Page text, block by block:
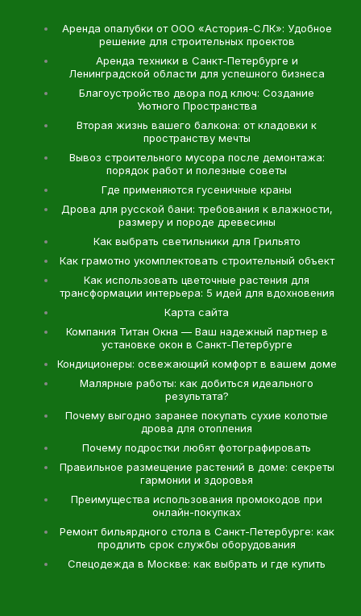
Аренда опалубки от ООО «Астория-СЛК»: Удобное
решение для строительных проектов
Аренда техники в Санкт-Петербурге и
Ленинградской области для успешного бизнеса
Благоустройство двора под ключ: Создание
Уютного Пространства
Вторая жизнь вашего балкона: от кладовки к
пространству мечты
Вывоз строительного мусора после демонтажа:
порядок работ и полезные советы
Где применяются гусеничные краны
Дрова для русской бани: требования к влажности,
размеру и породе древесины
Как выбрать светильники для Грильято
Как грамотно укомплектовать строительный объект
Как использовать цветочные растения для
трансформации интерьера: 5 идей для вдохновения
Карта сайта
Компания Титан Окна — Ваш надежный партнер в
установке окон в Санкт-Петербурге
Кондиционеры: освежающий комфорт в вашем доме
Малярные работы: как добиться идеального
результата?
Почему выгодно заранее покупать сухие колотые
дрова для отопления
Почему подростки любят фотографировать
Правильное размещение растений в доме: секреты
гармонии и здоровья
Преимущества использования промокодов при
онлайн-покупках
Ремонт бильярдного стола в Санкт-Петербурге: как
продлить срок службы оборудования
Спецодежда в Москве: как выбрать и где купить